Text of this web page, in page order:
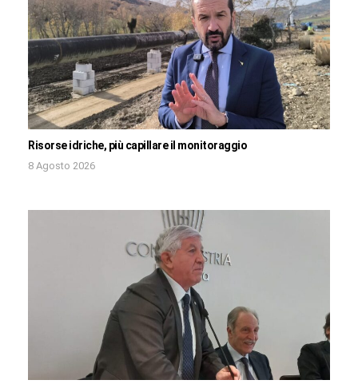
Risorse idriche, più capillare il monitoraggio
8 Agosto 2026